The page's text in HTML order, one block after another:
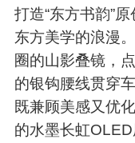
打造“东方书韵”
东方美学的浪漫
圈的山影叠镜，
的银钩腰线贯穿
既兼顾美感又优
的水墨长虹